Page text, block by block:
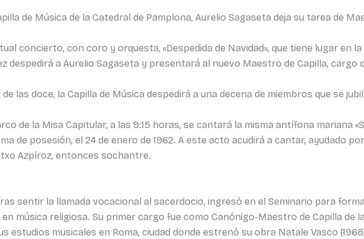
de Música de la Catedral de Pamplona, Aurelio Sagaseta deja su tarea de
concierto, con coro y orquesta, «Despedida de Navidad», que tiene lugar en
despedirá a Aurelio Sagaseta y presentará al nuevo Maestro de Capilla, cargo
las doce, la Capilla de Música despedirá a una decena de miembros que se
de la Misa Capitular, a las 9:15 horas, se cantará la misma antífona mariana
de posesión, el 24 de enero de 1962. A este acto acudirá a cantar, ayudado
Azpíroz, entonces sochantre.
sentir la llamada vocacional al sacerdocio, ingresó en el Seminario para
música religiosa. Su primer cargo fue como Canónigo-Maestro de Capilla de
estudios musicales en Roma, ciudad donde estrenó su obra Natale Vasco